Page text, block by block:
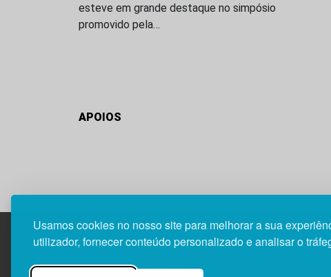
Usamos cookies no nosso site para melhorar a sua
utilizador, fornecer conteúdo personalizado e analisar o
esteve em grande destaque no simpósio
promovido pela…
APOIOS
1800-282 Lisboa | Portugal